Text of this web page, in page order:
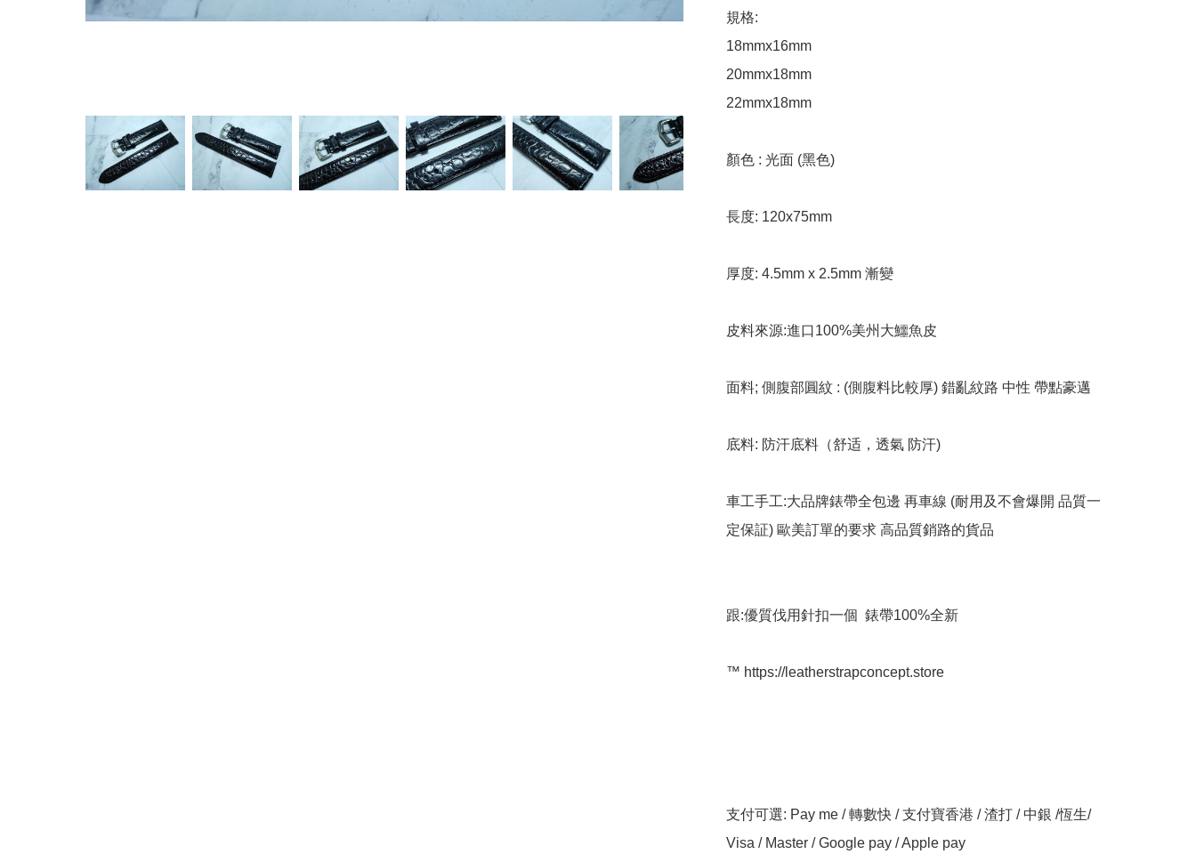
規格:
18mmx16mm
20mmx18mm
22mmx18mm
顏色 : 光面 (黑色)
長度: 120x75mm
厚度: 4.5mm x 2.5mm 漸變
皮料來源:進口100%美州大鱷魚皮
面料; 側腹部圓紋 : (側腹料比較厚) 錯亂紋路 中性 帶點豪邁
底料: 防汗底料（舒适，透氣 防汗)
車工手工:大品牌錶帶全包邊 再車線 (耐用及不會爆開 品質一
定保証) 歐美訂單的要求 高品質銷路的貨品
跟:優質伐用針扣一個  錶帶100%全新
™️ https://leatherstrapconcept.store
支付可選: Pay me / 轉數快 / 支付寶香港 / 渣打 / 中銀 /恆生/
Visa / Master / Google pay / Apple pay